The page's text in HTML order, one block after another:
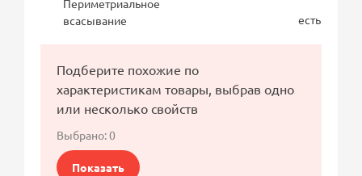
Периметриальное
всасывание
есть
Подберите похожие по
характеристикам товары, выбрав одно
или несколько свойств
Выбрано:0
Показать